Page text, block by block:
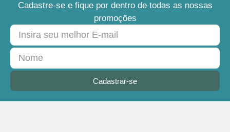
Cadastre-se e fique por dentro de todas as nossas
promoções
Cadastrar-se